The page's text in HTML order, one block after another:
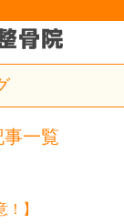
一覧
】